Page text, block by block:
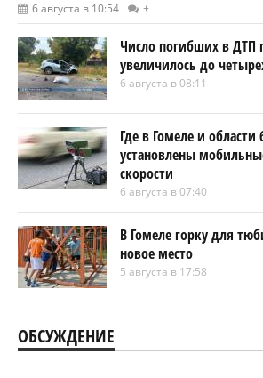
6 августа в 10:54 +
Число погибших в ДТП
увеличилось до
6 августа в 08:11
Где в Гомеле и области
установлены
скорости
6 августа в 07:40
В Гомеле горку для
новое место
5 августа в 17:58
ОБСУЖДЕНИЕ